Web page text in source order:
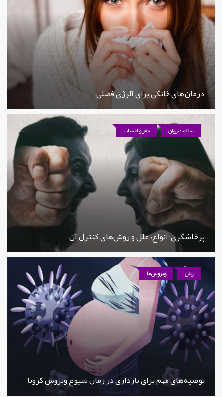
درمان‌های خانگی برای آلرژی فصلی
سلامت روان مغز و اعصاب
پرخاشگری؛ انواع، علل و روش‌های کنترل آن
زنان ویروس‌ها
توصیه‌های مهم برای بارداری در زمان شیوع ویروس کرونا